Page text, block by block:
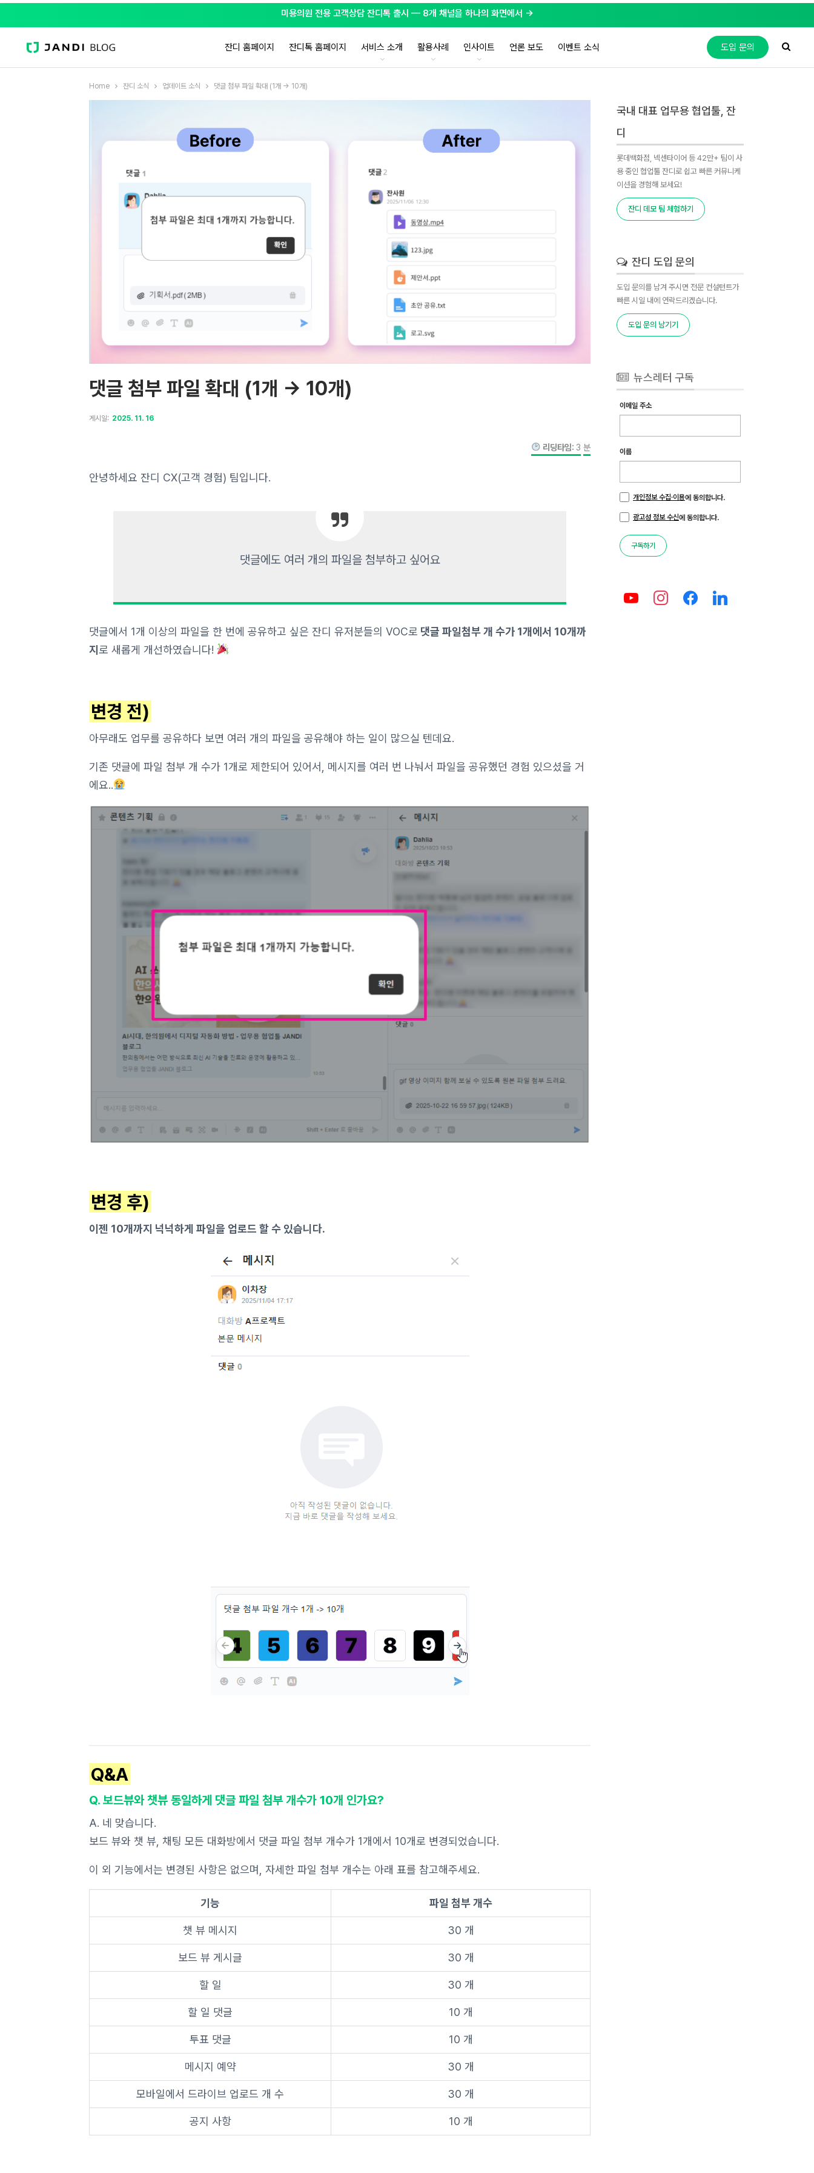
미용의원 전용 고객상담 잔디톡 출시 — 8개 채널을 하나의 화면에서 →
도입 문의
잔디 홈페이지 잔디톡 홈페이지 서비스 소개 활용사례 인사이트 언론 보도 이벤트 소식
Home 잔디 소식 업데이트 소식 댓글 첨부 파일 확대 (1개 → 10개)
댓글 첨부 파일 확대 (1개 → 10개)
게시일: 2025. 11. 16
리딩타임: 3 분
안녕하세요 잔디 CX(고객 경험) 팀입니다.
댓글에도 여러 개의 파일을 첨부하고 싶어요
댓글에서 1개 이상의 파일을 한 번에 공유하고 싶은 잔디 유저분들의 VOC로 댓글 파일첨부 개 수가 1개에서 10개까
지로 새롭게 개선하였습니다!
변경 전)
아무래도 업무를 공유하다 보면 여러 개의 파일을 공유해야 하는 일이 많으실 텐데요.
기존 댓글에 파일 첨부 개 수가 1개로 제한되어 있어서, 메시지를 여러 번 나눠서 파일을 공유했던 경험 있으셨을 거
에요..
변경 후)
이젠 10개까지 넉넉하게 파일을 업로드 할 수 있습니다.
Q&A
Q. 보드뷰와 챗뷰 동일하게 댓글 파일 첨부 개수가 10개 인가요?
A. 네 맞습니다.
보드 뷰와 챗 뷰, 채팅 모든 대화방에서 댓글 파일 첨부 개수가 1개에서 10개로 변경되었습니다.
이 외 기능에서는 변경된 사항은 없으며, 자세한 파일 첨부 개수는 아래 표를 참고해주세요.
기능 파일 첨부 개수
챗 뷰 메시지 30 개
보드 뷰 게시글 30 개
할 일 30 개
할 일 댓글 10 개
투표 댓글 10 개
메시지 예약 30 개
모바일에서 드라이브 업로드 개 수 30 개
공지 사항 10 개
국내 대표 업무용 협업툴, 잔
디
롯데백화점, 넥센타이어 등 42만+ 팀이 사
용 중인 협업툴 잔디로 쉽고 빠른 커뮤니케
이션을 경험해 보세요!
잔디 데모 팀 체험하기
잔디 도입 문의
도입 문의를 남겨 주시면 전문 컨설턴트가
빠른 시일 내에 연락드리겠습니다.
도입 문의 남기기
뉴스레터 구독
이메일 주소
이름
개인정보 수집·이용에 동의합니다.
광고성 정보 수신에 동의합니다.
구독하기